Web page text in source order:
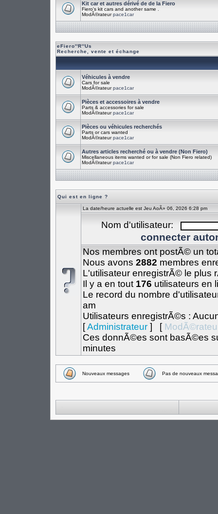
Kit car et autres dérivé de de la Fiero
Fiero's kit cars and another same .
ModÃ©rateurpace1car
eFiero''R''Us
Recherche, vente et échange
Véhicules à vendre
Cars for sale
ModÃ©rateurpace1car
Pièces et accessoires à vendre
Parts & accessories for sale
ModÃ©rateurpace1car
Pièces ou véhicules recherchés
Parts or cars wanted
ModÃ©rateurpace1car
Autres articles recherché ou à vendre (Non Fiero)
Miscellaneous items wanted or for sale (Non Fiero related)
ModÃ©rateurpace1car
Qui est en ligne ?
La date/heure actuelle est Jeu AoÃ» 06, 2026 6:28 pm
Nom d'utilisateur:
connecter
Nos membres ont postÃ© un
Nous avons 2882 membres
L'utilisateur enregistrÃ© le plus
Il y a en tout 176 utilisateurs en
Le record du nombre
am
Utilisateurs enregistrÃ©s :
[Administrateur] [
Ces donnÃ©es sont basÃ©es
minutes
Nouveaux messages Pas de nouveaux